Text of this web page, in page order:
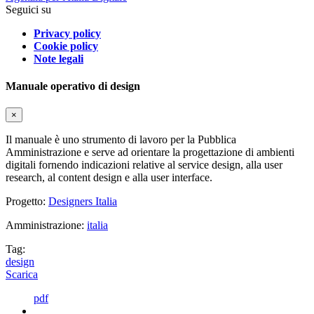
Seguici su
Privacy policy
Cookie policy
Note legali
Manuale operativo di design
×
Il manuale è uno strumento di lavoro per la Pubblica
Amministrazione e serve ad orientare la progettazione di ambienti
digitali fornendo indicazioni relative al service design, alla user
research, al content design e alla user interface.
Progetto: Designers Italia
Amministrazione: italia
Tag:
design
Scarica
pdf